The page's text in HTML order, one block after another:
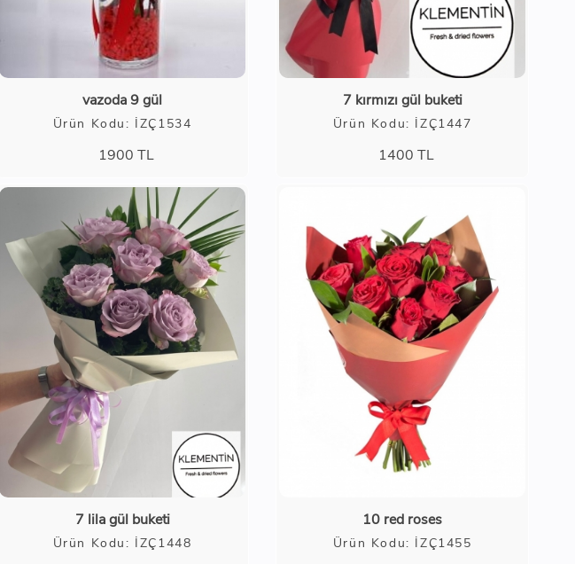
vazoda 9 gül
Ürün Kodu: İZÇ1534
1900 TL
7 kırmızı gül buketi
Ürün Kodu: İZÇ1447
1400 TL
7 lila gül buketi
Ürün Kodu: İZÇ1448
10 red roses
Ürün Kodu: İZÇ1455